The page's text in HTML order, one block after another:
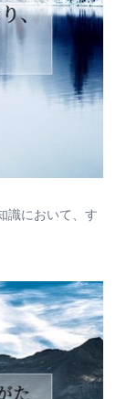
識において、す